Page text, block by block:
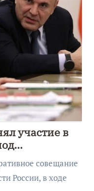
участие в
совещание
России, в ходе